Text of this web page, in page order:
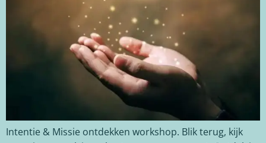
Intentie & Missie ontdekken workshop. Blik terug, kijk